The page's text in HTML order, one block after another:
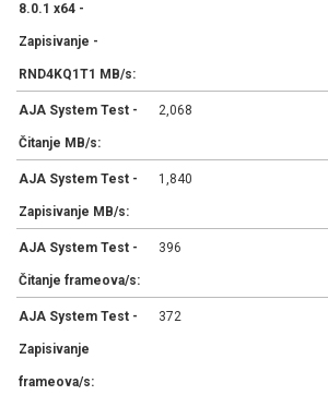
8.0.1 x64 -
Zapisivanje -
RND4KQ1T1 MB/s:
AJA System Test -
Čitanje MB/s:
2,068
AJA System Test -
Zapisivanje MB/s:
1,840
AJA System Test -
Čitanje frameova/s:
396
AJA System Test -
Zapisivanje
frameova/s:
372